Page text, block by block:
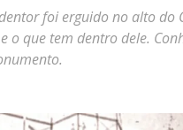
foi erguido no alto do
o que tem dentro dele.